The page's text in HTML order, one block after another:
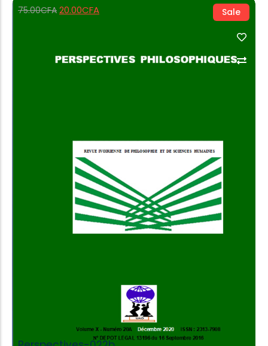
Sale
75.00CFA 20.00CFA
Add to Cart